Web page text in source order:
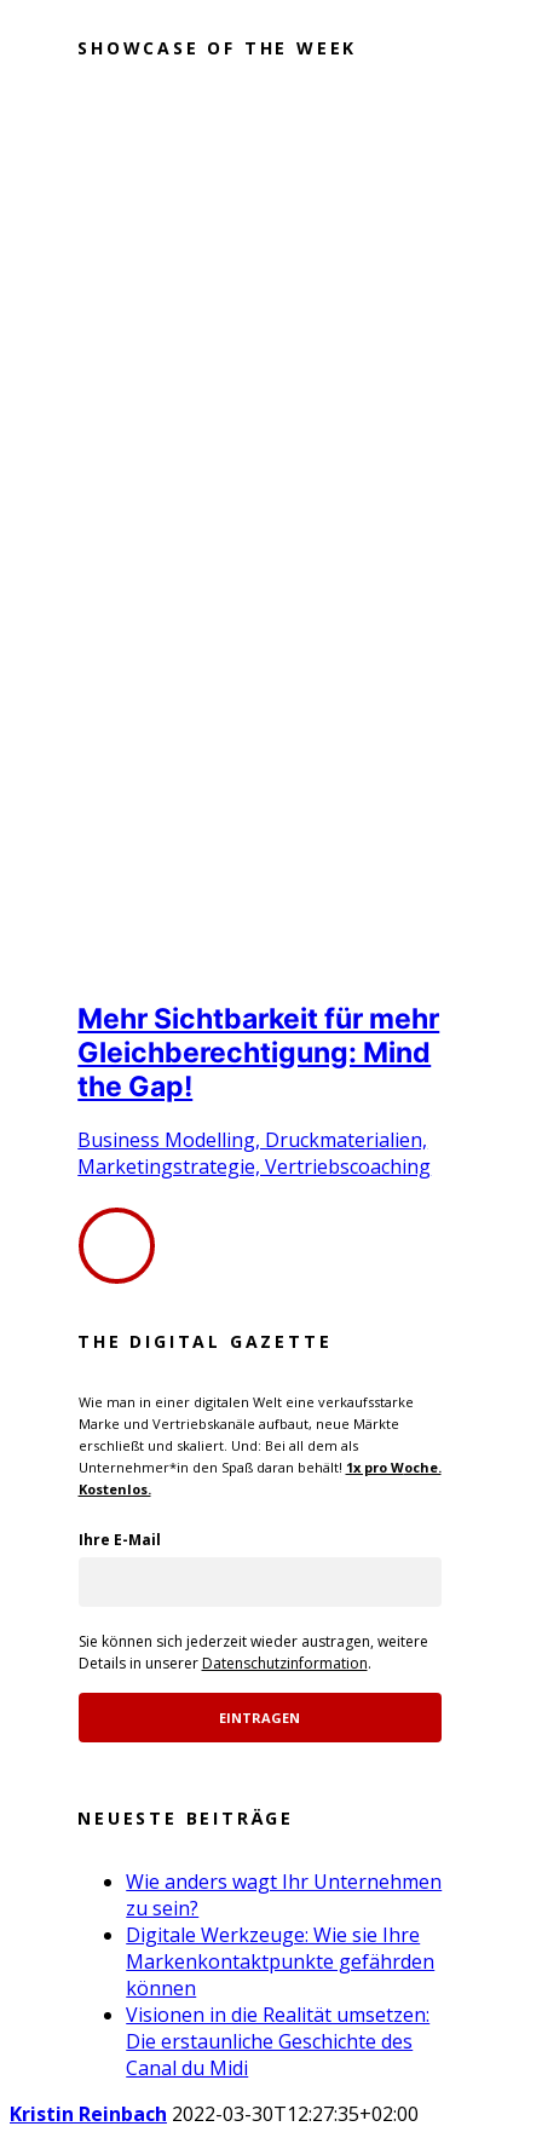
SHOWCASE OF THE WEEK
Mehr Sichtbarkeit für mehr
Gleichberechtigung: Mind
the Gap!
Business Modelling, Druckmaterialien,
Marketingstrategie, Vertriebscoaching
THE DIGITAL GAZETTE
Wie man in einer digitalen Welt eine verkaufsstarke
Marke und Vertriebskanäle aufbaut, neue Märkte
erschließt und skaliert. Und: Bei all dem als
Unternehmer*in den Spaß daran behält! 1x pro Woche.
Kostenlos.
Ihre E-Mail
Sie können sich jederzeit wieder austragen, weitere
Details in unsererDatenschutzinformation.
EINTRAGEN
NEUESTE BEITRÄGE
Wie anders wagt Ihr Unternehmen
zu sein?
Digitale Werkzeuge: Wie sie Ihre
Markenkontaktpunkte gefährden
können
Visionen in die Realität umsetzen:
Die erstaunliche Geschichte des
Canal du Midi
Kristin Reinbach 2022-03-30T12:27:35+02:00